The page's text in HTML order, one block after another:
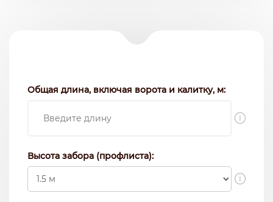
Общая длина, включая ворота и калитку, м:
i
Высота забора (профлиста):
i